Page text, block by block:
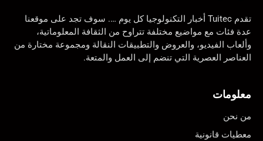
تقدم Tuitec أخبار التكنولوجيا كل يوم …. سوف تجد على موقعنا
عدة فئات مع مواضيع مختلفة تتراوح من الثقافة المعلوماتية،
وألعاب الفيديو، والعروض والتطبيقات النقالة ومجموعة مختارة من
العناصر العصرية التي تنضم إلى العمل والمتعة.
معلومات
من نحن
معطيات قانونية